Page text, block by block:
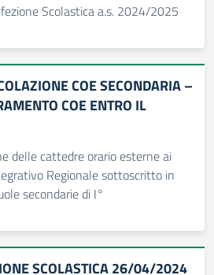
Scolastica a.s. 2024/2025
COE SECONDARIA –
COE ENTRO IL
delle cattedre orario esterne ai
Regionale sottoscritto in
secondarie di I°
SCOLASTICA 26/04/2024